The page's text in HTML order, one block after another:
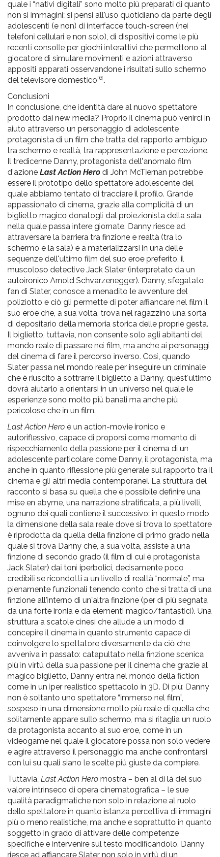
quale i “nativi digitali” sono molto più preparati di quanto
non si immagini: si pensi all'uso quotidiano da parte degli
adolescenti (e non) di interfacce touch-screen (nei
telefoni cellulari e non solo), di dispositivi come le più
recenti consolle per giochi interattivi che permettono al
giocatore di simulare movimenti e azioni attraverso
appositi apparati osservandone i risultati sullo schermo
del televisore domestico[6].
Conclusioni
In conclusione, che identità dare al nuovo spettatore
prodotto dai new media? Proprio il cinema può venirci in
aiuto attraverso un personaggio di adolescente
protagonista di un film che tratta del rapporto ambiguo
tra schermo e realtà, tra rappresentazione e percezione.
Il tredicenne Danny, protagonista dell'anomalo film
d'azione Last Action Hero di John McTiernan potrebbe
essere il prototipo dello spettatore adolescente del
quale abbiamo tentato di tracciare il profilo. Grande
appassionato di cinema, grazie alla complicità di un
biglietto magico donatogli dal proiezionista della sala
nella quale passa intere giornate, Danny riesce ad
attraversare la barriera tra finzione e realtà (tra lo
schermo e la sala) e a materializzarsi in una delle
sequenze dell'ultimo film del suo eroe preferito, il
muscoloso detective Jack Slater (interpretato da un
autoironico Arnold Schvarzenegger). Danny, sfegatato
fan di Slater, conosce a menadito le avventure del
poliziotto e ciò gli permette di poter affiancare nel film il
suo eroe che, a sua volta, trova nel ragazzino una sorta
di depositario della memoria storica delle proprie gesta.
Il biglietto, tuttavia, non consente solo agli abitanti del
mondo reale di passare nei film, ma anche ai personaggi
del cinema di fare il percorso inverso. Così, quando
Slater passa nel mondo reale per inseguire un criminale
che è riuscito a sottrarre il biglietto a Danny, quest'ultimo
dovrà aiutarlo a orientarsi in un universo nel quale le
esperienze sono molto più banali ma anche più
pericolose che in un film.
Last Action Hero è un action-movie ironico e
autoriflessivo, capace di proporsi come momento di
rispecchiamento della passione per il cinema di un
adolescente particolare come Danny, il protagonista, ma
anche in quanto riflessione più generale sul rapporto tra il
cinema e gli altri media contemporanei. La struttura del
racconto si basa su quella che è possibile definire una
mise en abyme, una narrazione stratificata, a più livelli,
ognuno dei quali contiene il successivo: in questo modo
la dimensione della sala reale dove si trova lo spettatore
è riprodotta da quella della finzione di primo grado nella
quale si trova Danny che, a sua volta, assiste a una
finzione di secondo grado (il film di cui è protagonista
Jack Slater) dai toni iperbolici, decisamente poco
credibili se ricondotti a un livello di realtà “normale”, ma
pienamente funzionali tenendo conto che si tratta di una
finzione all'interno di un'altra finzione (per di più segnata
da una forte ironia e da elementi magico/fantastici). Una
struttura a scatole cinesi che allude a un modo di
concepire il cinema in quanto strumento capace di
coinvolgere lo spettatore diversamente da ciò che
avveniva in passato: catapultato nella finzione scenica
più in virtù della sua passione per il cinema che grazie al
magico biglietto, Danny entra nel mondo della fiction
come in un iper realistico spettacolo in 3D. Di più: Danny
non è soltanto uno spettatore “immerso nel film”,
sospeso in una dimensione molto più reale di quella che
solitamente appare sullo schermo, ma si ritaglia un ruolo
da protagonista accanto al suo eroe, come in un
videogame nel quale il giocatore possa non solo vedere
e agire attraverso il personaggio ma anche confrontarsi
con lui su quali siano le scelte più giuste da compiere.
Tuttavia, Last Action Hero mostra – ben al di là del suo
valore intrinseco di opera cinematografica – le sue
qualità paradigmatiche non solo in relazione al ruolo
dello spettatore in quanto istanza percettiva di immagini
più o meno realistiche, ma anche e soprattutto in quanto
soggetto in grado di attivare delle competenze
specifiche e intervenire sul testo modificandolo. Danny
riesce ad affiancare Slater non solo in virtù di un